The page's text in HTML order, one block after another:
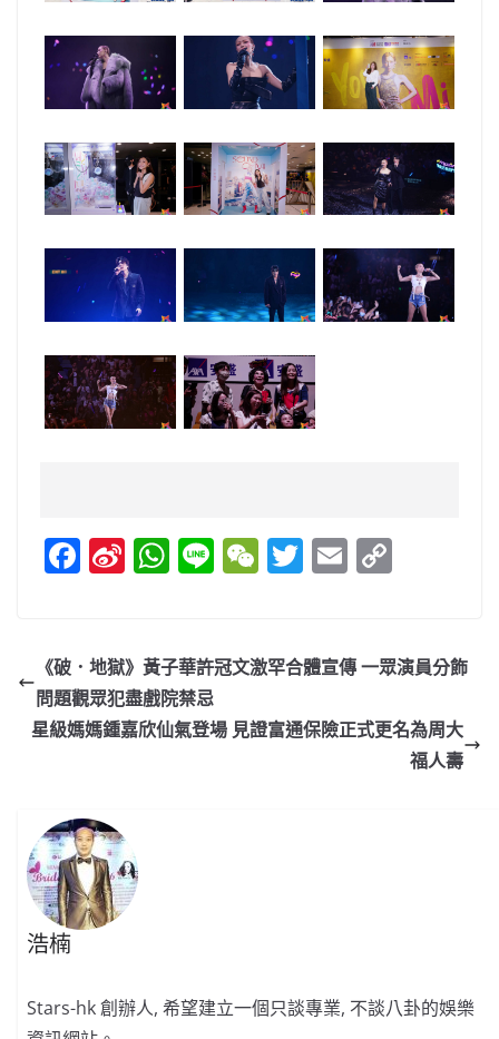
F
a
e
b
o
Si
n
W
ei
b
W
h
s
A
p
Li
n
W
e
h
T
w
er
E
m
l y
n
k
《破．地獄》黃子華許冠文激罕合體宣傳 一眾演員分飾
問題觀眾犯盡戲院禁忌
星級媽媽鍾嘉欣仙氣登場 見證富通保險正式更名為周大
福人壽
浩楠
Stars-hk 創辦人, 希望建立一個只談專業, 不談八卦的娛樂